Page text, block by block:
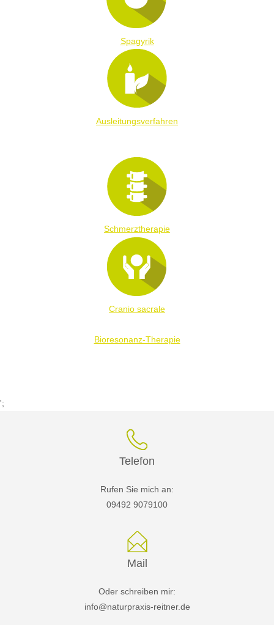
Spagyrik
Ausleitungsverfahren
Schmerztherapie
Cranio sacrale
Bioresonanz-Therapie
';
Telefon
Rufen Sie mich an:
09492 9079100
Mail
Oder schreiben mir:
info@naturpraxis-reitner.de